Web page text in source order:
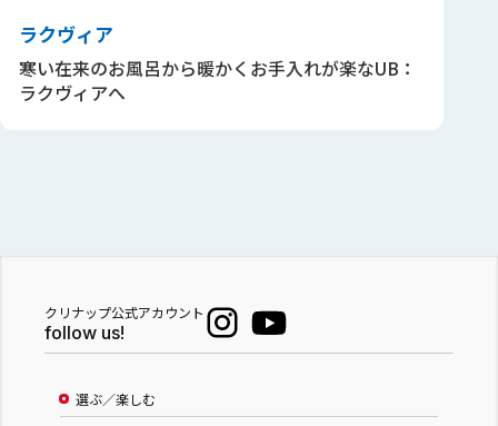
ラクヴィア
寒い在来のお風呂から暖かくお手入れが楽なUB：
ラクヴィアへ
クリナップ公式アカウント
follow us!
選ぶ／楽しむ